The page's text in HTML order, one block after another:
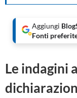
Aggiungi
Fonti
Le indagini